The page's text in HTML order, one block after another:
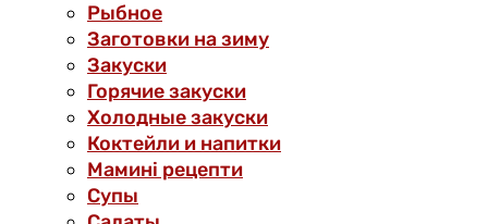
Рыбное
Заготовки на зиму
Закуски
Горячие закуски
Холодные закуски
Коктейли и напитки
Мамині рецепти
Супы